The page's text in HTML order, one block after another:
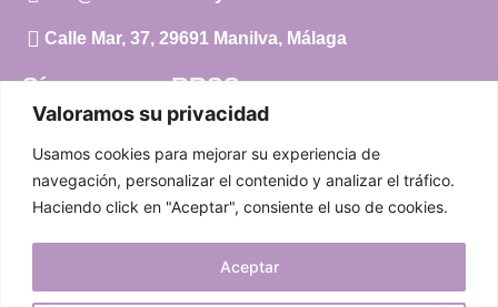
Valoramos su privacidad
Usamos cookies para mejorar su experiencia de
navegación, personalizar el contenido y analizar el tráfico.
Haciendo click en "Aceptar", consiente el uso de cookies.
Aceptar
Calle Mar, 37, 29691 Manilva, Málaga
Síguenos en RRSS
Facebook